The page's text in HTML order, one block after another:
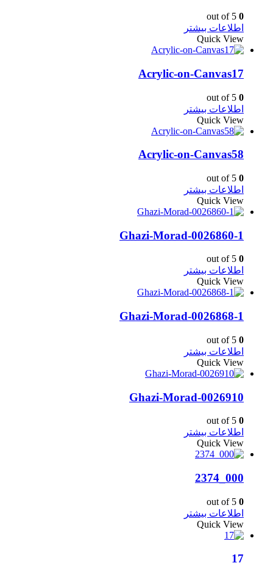
0
اطلاعات بیشتر
Quick View
Acrylic-on-Canvas17
0
اطلاعات بیشتر
Quick View
Acrylic-on-Canvas58
0
اطلاعات بیشتر
Quick View
Ghazi-Morad-0026860-1
0
اطلاعات بیشتر
Quick View
Ghazi-Morad-0026868-1
0
اطلاعات بیشتر
Quick View
Ghazi-Morad-0026910
0
اطلاعات بیشتر
Quick View
000_2374
0
اطلاعات بیشتر
Quick View
17